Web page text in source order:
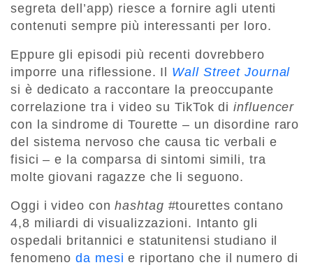
segreta dell’app) riesce a fornire agli utenti
contenuti sempre più interessanti per loro.
Eppure gli episodi più recenti dovrebbero
imporre una riflessione. Il Wall Street Journal
si è dedicato a raccontare la preoccupante
correlazione tra i video su TikTok diinfluencer
con la sindrome di Tourette – un disordine raro
del sistema nervoso che causa tic verbali e
fisici – e la comparsa di sintomi simili, tra
molte giovani ragazze che li seguono.
Oggi i video conhashtag #tourettes contano
4,8 miliardi di visualizzazioni. Intanto gli
ospedali britannici e statunitensi studiano il
fenomenoda mesi e riportano che il numero di